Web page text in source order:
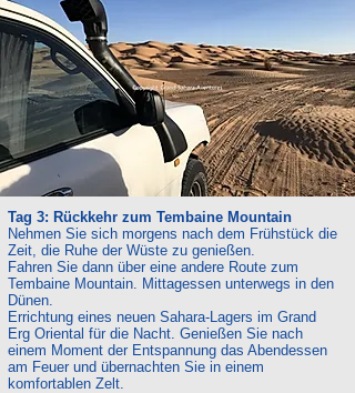
Tag 3: Rückkehr zum Tembaine Mountain
Nehmen Sie sich morgens nach dem Frühstück die
Zeit, die Ruhe der Wüste zu genießen.
Fahren Sie dann über eine andere Route zum
Tembaine Mountain. Mittagessen unterwegs in den
Dünen.
Errichtung eines neuen Sahara-Lagers im Grand
Erg Oriental für die Nacht. Genießen Sie nach
einem Moment der Entspannung das Abendessen
am Feuer und übernachten Sie in einem
komfortablen Zelt.